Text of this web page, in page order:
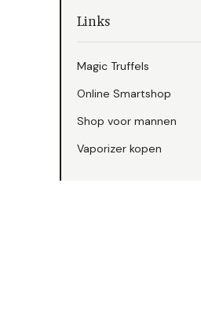
Links
Magic Truffels
Online Smartshop
Shop voor mannen
Vaporizer kopen